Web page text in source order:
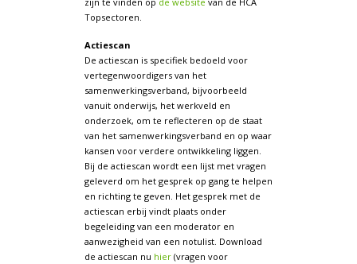
Topsectoren.
Actiescan
De actiescan is specifiek bedoeld voor
vertegenwoordigers van het
samenwerkingsverband, bijvoorbeeld
vanuit onderwijs, het werkveld en
onderzoek, om te reflecteren op de staat
van het samenwerkingsverband en op waar
kansen voor verdere ontwikkeling liggen.
Bij de actiescan wordt een lijst met vragen
geleverd om het gesprek op gang te helpen
en richting te geven. Het gesprek met de
actiescan erbij vindt plaats onder
begeleiding van een moderator en
aanwezigheid van een notulist. Download
de actiescan nu hier(vragen voor